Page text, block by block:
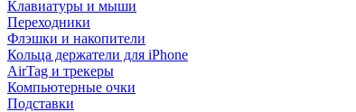
Клавиатуры и мыши
Переходники
Флэшки и накопители
Кольца держатели для iPhone
AirTag и трекеры
Компьютерные очки
Подставки